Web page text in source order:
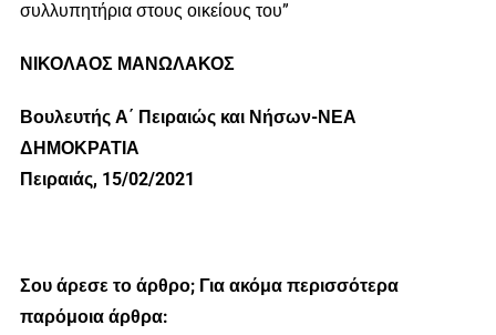
συλλυπητήρια στους οικείους του”
ΝΙΚΟΛΑΟΣ ΜΑΝΩΛΑΚΟΣ
Βουλευτής Α΄ Πειραιώς και Νήσων-ΝΕΑ
ΔΗΜΟΚΡΑΤΙΑ
Πειραιάς, 15/02/2021
Σου άρεσε το άρθρο; Για ακόμα περισσότερα
παρόμοια άρθρα: